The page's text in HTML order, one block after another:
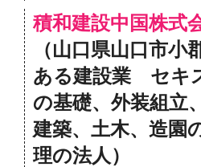
積和建設中国株式
（山口県山口市小
ある建設業 セキ
の基礎、外装組立
建築、土木、造園
理の法人）